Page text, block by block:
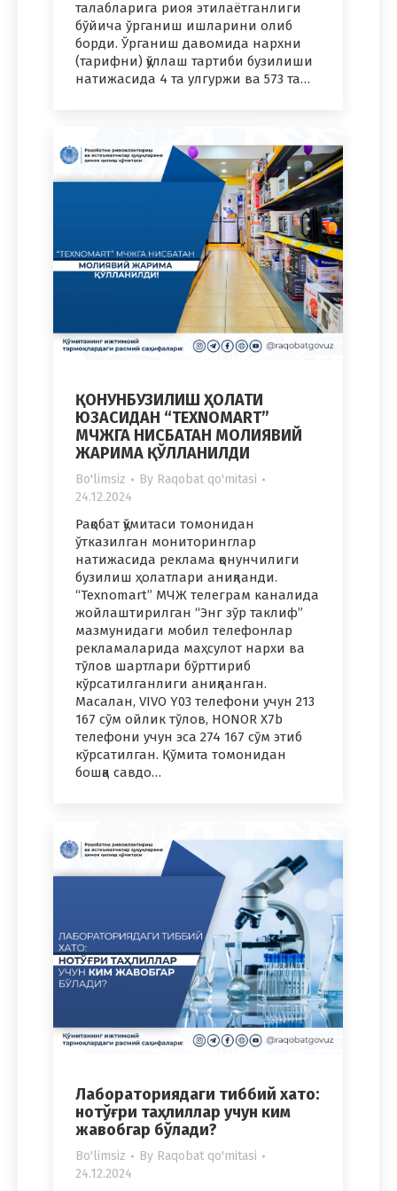
талабларига риоя этилаётганлиги
бўйича ўрганиш ишларини олиб
борди. Ўрганиш давомида нархни
(тарифни) қўллаш тартиби бузилиши
натижасида 4 та улгуржи ва 573 та…
ҚОНУНБУЗИЛИШ ҲОЛАТИ
ЮЗАСИДАН “TEXNOMART”
МЧЖГА НИСБАТАН МОЛИЯВИЙ
ЖАРИМА ҚЎЛЛАНИЛДИ
Bo'limsiz By Raqobat qo'mitasi
24.12.2024
Рақобат қўмитаси томонидан
ўтказилган мониторинглар
натижасида реклама қонунчилиги
бузилиш ҳолатлари аниқланди.
“Texnomart” МЧЖ телеграм каналида
жойлаштирилган “Энг зўр таклиф”
мазмунидаги мобил телефонлар
рекламаларида маҳсулот нархи ва
тўлов шартлари бўрттириб
кўрсатилганлиги аниқланган.
Масалан, VIVO Y03 телефони учун 213
167 сўм ойлик тўлов, HONOR X7b
телефони учун эса 274 167 сўм этиб
кўрсатилган. Қўмита томонидан
бошқа савдо…
Лабораториядаги тиббий хато:
нотўғри таҳлиллар учун ким
жавобгар бўлади?
Bo'limsiz By Raqobat qo'mitasi
24.12.2024